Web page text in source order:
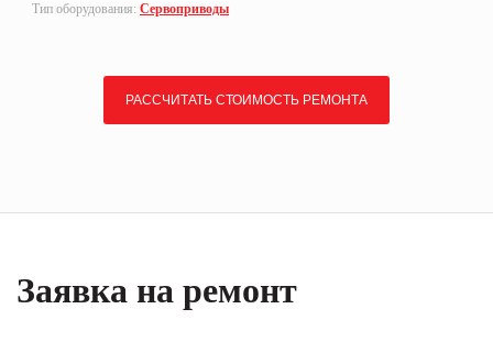
Тип оборудования: Сервоприводы
РАССЧИТАТЬ СТОИМОСТЬ РЕМОНТА
Заявка на ремонт